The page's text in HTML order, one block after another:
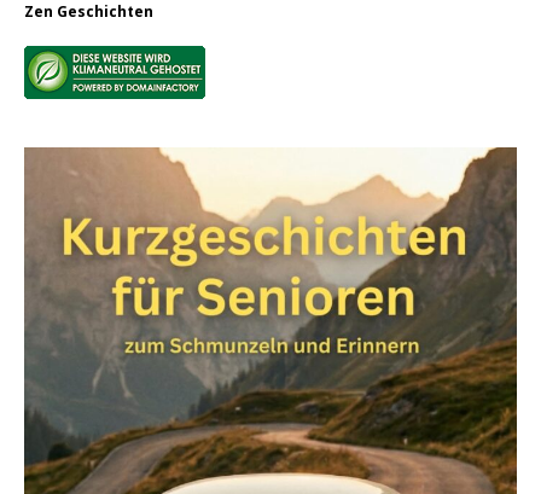
Zen Geschichten